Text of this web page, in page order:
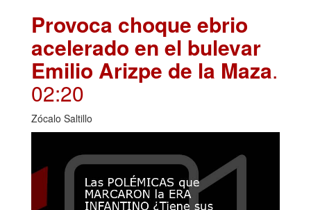
Provoca choque ebrio
acelerado en el bulevar
Emilio Arizpe de la Maza.
02:20
Zócalo Saltillo